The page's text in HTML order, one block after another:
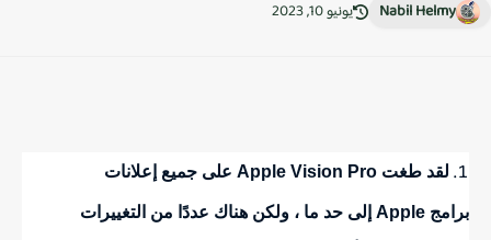
Nabil Helmy يونيو 10, 2023
لقد طغت Apple Vision Pro على جميع إعلانات
برامج Apple إلى حد ما ، ولكن هناك عددًا من التغييرات